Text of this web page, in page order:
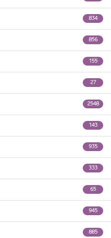
834
856
155
27
2548
143
935
333
65
945
885